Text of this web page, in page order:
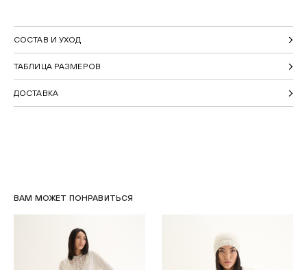
СОСТАВ И УХОД
ТАБЛИЦА РАЗМЕРОВ
ДОСТАВКА
ВАМ МОЖЕТ ПОНРАВИТЬСЯ